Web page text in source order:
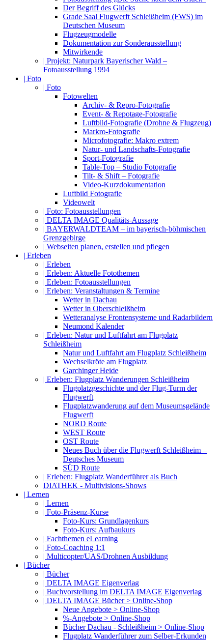
Der Begriff des Glücks
Grade Saal Flugwerft Schleißheim (FWS) im
Deutschen Museum
Flugzeugmodelle
Dokumentation zur Sonderausstellung
Mitwirkende
| Projekt: Naturpark Bayerischer Wald –
Fotoausstellung 1994
| Foto
| Foto
Fotowelten
Archiv- & Repro-Fotografie
Event- & Repotage-Fotografie
Luftbild-Fotografie (Drohne & Flugzeug)
Markro-Fotografie
Microfotografie: Makro extrem
Natur- und Landschafts-Fotografie
Sport-Fotografie
Table-Top – Studio Fotografie
Tilt- & Shift – Fotografie
Video-Kurzdokumentation
Luftbild Fotografie
Videowelt
| Foto: Fotoausstellungen
| DELTA IMAGE Qualitäts-Aussage
| BAYERWALDTEAM – im bayerisch-böhmischen
Grenzgebirge
| Webseiten planen, erstellen und pflegen
| Erleben
| Erleben
| Erleben: Aktuelle Fotothemen
| Erleben: Fotoausstellungen
| Erleben: Veranstaltungen & Termine
Wetter in Dachau
Wetter in Oberschleißheim
Wetteranalyse Frontensysteme und Radarbildern
Neumond Kalender
| Erleben: Natur und Luftfahrt am Flugplatz
Schleißheim
Natur und Luftfahrt am Flugplatz Schleißheim
Wechselkröte am Flugplatz
Garchinger Heide
| Erleben: Flugplatz Wanderungen Schleißheim
Flugplatzgeschichte und der Flug-Turm der
Flugwerft
Flugplatzwanderung auf dem Museumsgelände
Flugwerft
NORD Route
WEST Route
OST Route
Neues Buch über die Flugwerft Schleißheim –
Deutsches Museum
SÜD Route
| Erleben: Flugplatz Wanderführer als Buch
DIATHEK - Multivisions-Shows
| Lernen
| Lernen
| Foto-Präsenz-Kurse
Foto-Kurs: Grundlagenkurs
Foto-Kurs: Aufbaukurs
| Fachthemen eLearning
| Foto-Coaching 1:1
| Multicopter/UAS/Drohnen Ausbildung
| Bücher
| Bücher
| DELTA IMAGE Eigenverlag
| Buchvorstellung im DELTA IMAGE Eigenverlag
| DELTA IMAGE Bücher > Online-Shop
Neue Angebote > Online-Shop
%-Angebote > Online-Shop
Bücher Dachau - Schleißheim > Online-Shop
Flugplatz Wanderführer zum Selber-Erkunden